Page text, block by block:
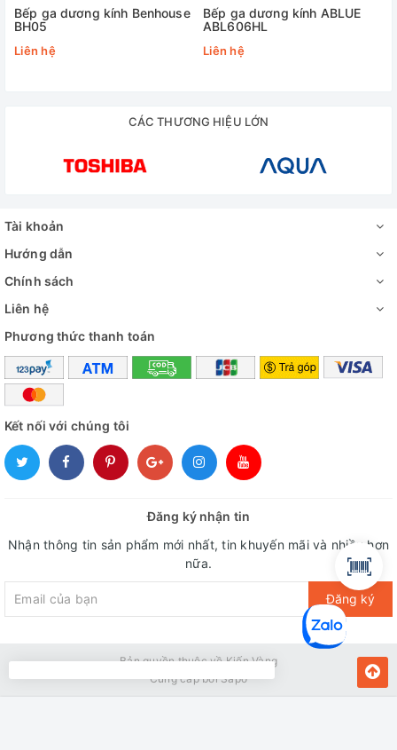
Bếp ga dương kính Benhouse
BH05
Liên hệ
Bếp ga dương kính ABLUE
ABL606HL
Liên hệ
CÁC THƯƠNG HIỆU LỚN
Tài khoản
Hướng dẫn
Chính sách
Liên hệ
Phương thức thanh toán
Kết nối với chúng tôi
Đăng ký nhận tin
Nhận thông tin sản phẩm mới nhất, tin khuyến mãi và nhiều hơn
nữa.
Đăng ký
Bản quyền thuộc về Kiến Vàng
Cung cấp bởiSapo